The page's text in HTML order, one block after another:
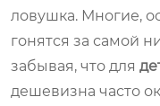
ловушка. Многие,
гонятся за самой
забывая, что для
дешевизна часто